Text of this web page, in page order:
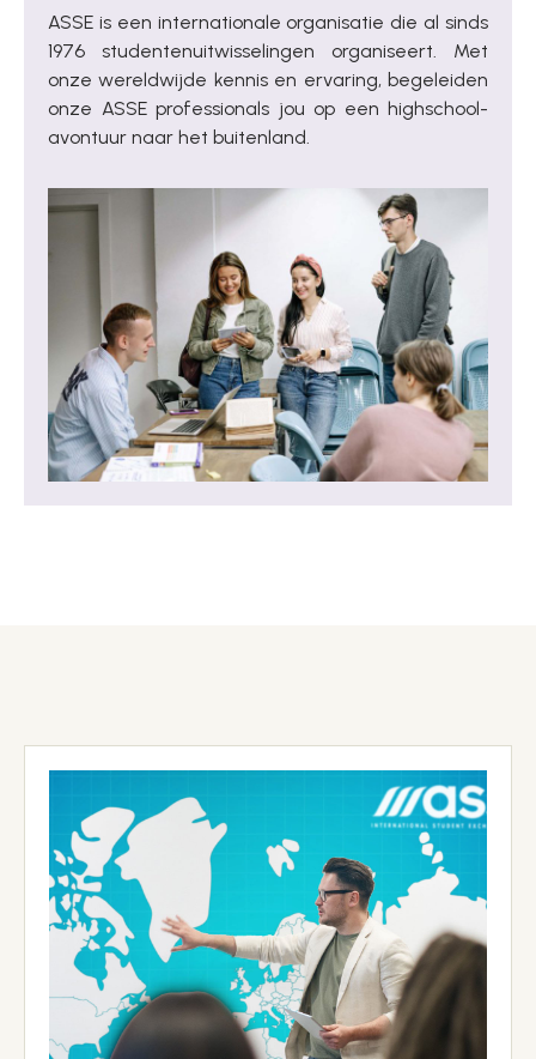
ASSE is een internationale organisatie die al sinds
1976 studenten­uitwisselingen organiseert. Met
onze wereldwijde kennis en ervaring, begeleiden
onze ASSE professionals jou op een highschool­
avontuur naar het buitenland.